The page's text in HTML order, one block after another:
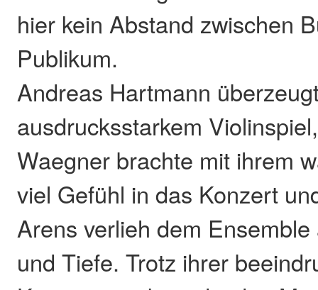
hier kein Abstand zwischen
Publikum.
Andreas Hartmann
ausdrucksstarkem
Waegner brachte mit ihrem
viel Gefühl in das Konzert
Arens verlieh dem
und Tiefe. Trotz ihrer